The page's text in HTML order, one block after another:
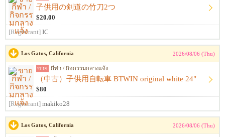
子供用の剣道の竹刀2つ
$20.00
[Registrant] IC
Los Gatos, California 2026/08/06 (Thu)
ขาย กีฬา / กิจกรรมกลางแจ้ง
（中古）子供用自転車 BTWIN original white 24"
$80
[Registrant] makiko28
Los Gatos, California 2026/08/06 (Thu)